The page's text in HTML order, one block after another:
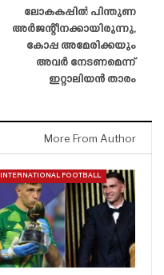
ലോകകപ്പിൽ പിന്തുണ
അർജന്റീനക്കായിരുന്നു,
കോപ്പ അമേരിക്കയും
അവർ നേടണമെന്ന്
ഇറ്റാലിയൻ താരം
More From Author
INTERNATIONAL FOOTBALL